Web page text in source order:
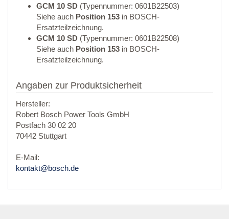
GCM 10 SD (Typennummer: 0601B22503)
Siehe auch Position 153 in BOSCH-
Ersatzteilzeichnung.
GCM 10 SD (Typennummer: 0601B22508)
Siehe auch Position 153 in BOSCH-
Ersatzteilzeichnung.
Angaben zur Produktsicherheit
Hersteller:
Robert Bosch Power Tools GmbH
Postfach 30 02 20
70442 Stuttgart
E-Mail:
kontakt@bosch.de